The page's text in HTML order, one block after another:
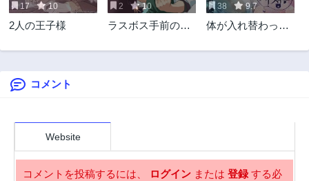
第9.2話
2年前
第8.1話
2年前
第8.2話 第7.1話
第7.2話
第6.1話
2年前 2年前
17 10
2人の王子様
2 10
ラスボス手前のイ
さん付いて〼～
38 9.7
体が入れ替わった
コメント
Website
コメントを投稿するには、 ログイン または 登録する必